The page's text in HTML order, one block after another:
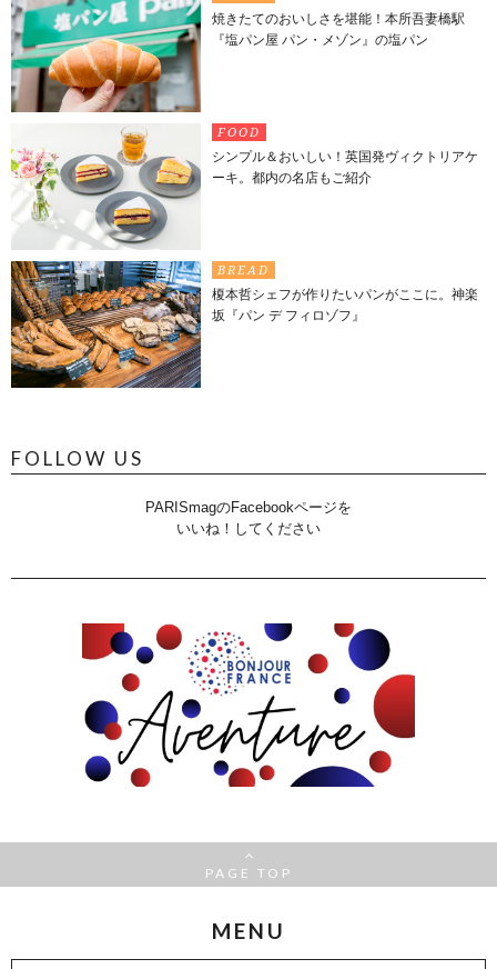
焼きたてのおいしさを堪能！本所吾妻橋駅
『塩パン屋 パン・メゾン』の塩パン
FOOD
シンプル＆おいしい！英国発ヴィクトリアケ
ーキ。都内の名店もご紹介
BREAD
榎本哲シェフが作りたいパンがここに。神楽
坂『パン デ フィロゾフ』
FOLLOW US
PARISmagのFacebookページを
いいね！してください
PAGE TOP
MENU